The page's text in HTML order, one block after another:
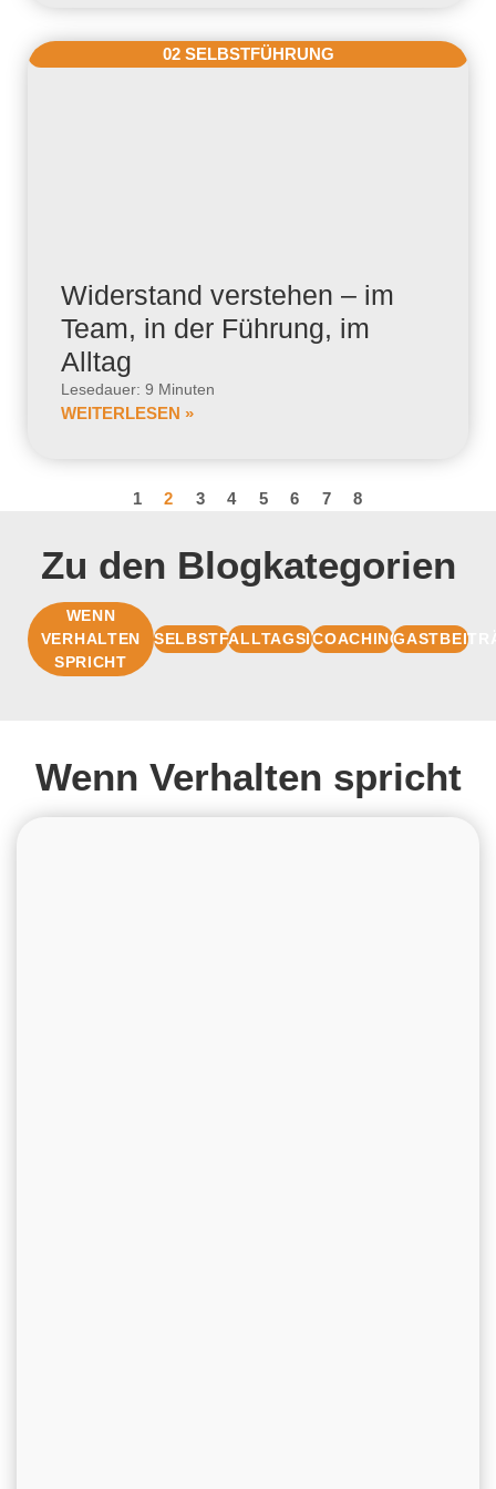
02 SELBSTFÜHRUNG
Widerstand verstehen – im
Team, in der Führung, im
Alltag
Lesedauer: 9 Minuten
WEITERLESEN »
1 2 3 4 5 6 7 8
Zu den Blogkategorien
WENN
VERHALTEN
SPRICHT
SELBSTFÜHRUNGALLTAGSIMPULSECOACHINGBASIS
Wenn Verhalten spricht